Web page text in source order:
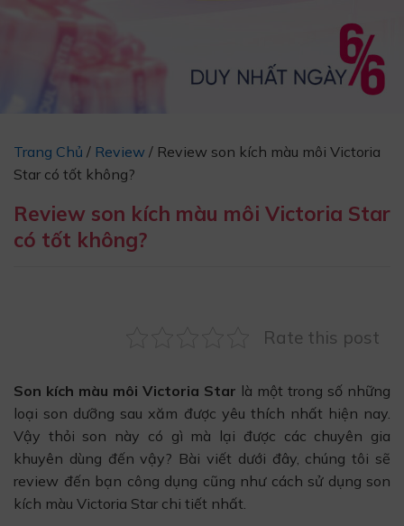
Trang Chủ / Review / Review son kích màu môi Victoria
Star có tốt không?
Review son kích màu môi Victoria Star
có tốt không?
Rate this post
Son kích màu môi Victoria Star là một trong số những
loại son dưỡng sau xăm được yêu thích nhất hiện nay.
Vậy thỏi son này có gì mà lại được các chuyên gia
khuyên dùng đến vậy? Bài viết dưới đây, chúng tôi sẽ
review đến bạn công dụng cũng như cách sử dụng son
kích màu Victoria Star chi tiết nhất.